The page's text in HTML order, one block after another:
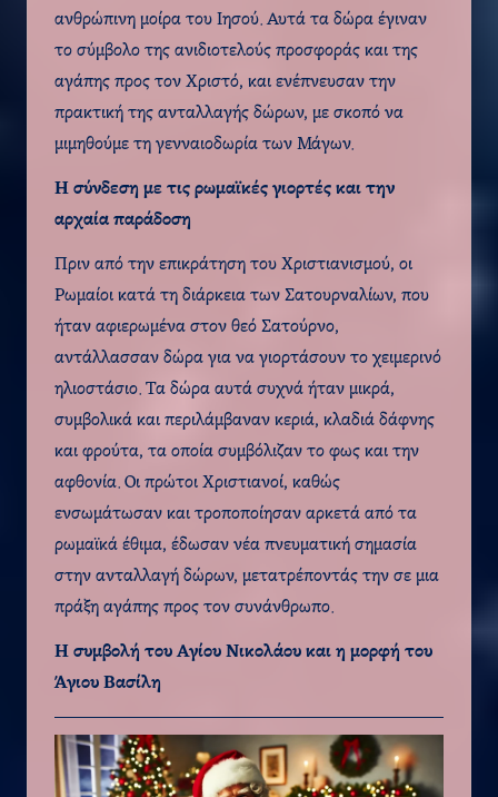
ανθρώπινη μοίρα του Ιησού. Αυτά τα δώρα έγιναν
το σύμβολο της ανιδιοτελούς προσφοράς και της
αγάπης προς τον Χριστό, και ενέπνευσαν την
πρακτική της ανταλλαγής δώρων, με σκοπό να
μιμηθούμε τη γενναιοδωρία των Μάγων.
Η σύνδεση με τις ρωμαϊκές γιορτές και την
αρχαία παράδοση
Πριν από την επικράτηση του Χριστιανισμού, οι
Ρωμαίοι κατά τη διάρκεια των Σατουρναλίων, που
ήταν αφιερωμένα στον θεό Σατούρνο,
αντάλλασσαν δώρα για να γιορτάσουν το χειμερινό
ηλιοστάσιο. Τα δώρα αυτά συχνά ήταν μικρά,
συμβολικά και περιλάμβαναν κεριά, κλαδιά δάφνης
και φρούτα, τα οποία συμβόλιζαν το φως και την
αφθονία. Οι πρώτοι Χριστιανοί, καθώς
ενσωμάτωσαν και τροποποίησαν αρκετά από τα
ρωμαϊκά έθιμα, έδωσαν νέα πνευματική σημασία
στην ανταλλαγή δώρων, μετατρέποντάς την σε μια
πράξη αγάπης προς τον συνάνθρωπο.
Η συμβολή του Αγίου Νικολάου και η μορφή του
Άγιου Βασίλη